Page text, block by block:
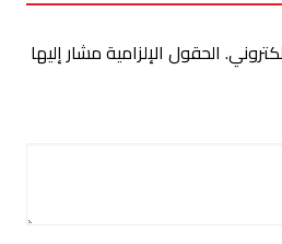
الحقول الإلزامية مشار إليها